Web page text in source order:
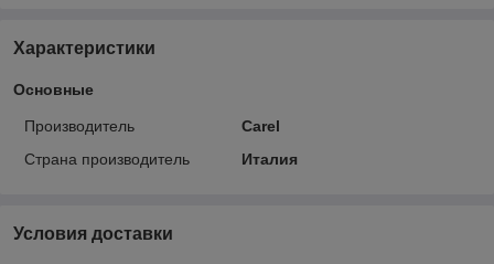
Характеристики
Основные
Производитель
Carel
Страна производитель
Италия
Условия доставки